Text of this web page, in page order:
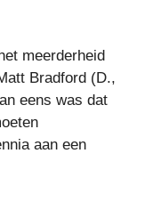
meerderheid
Bradford (D.,
eens was dat
aan een